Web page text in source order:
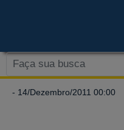
- 14/Dezembro/2011 00:00